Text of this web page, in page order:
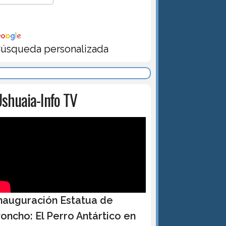
personalizada
Info TV
Estatua de
El Perro Antártico en